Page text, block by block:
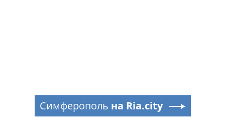
Симферополь на Ria.city